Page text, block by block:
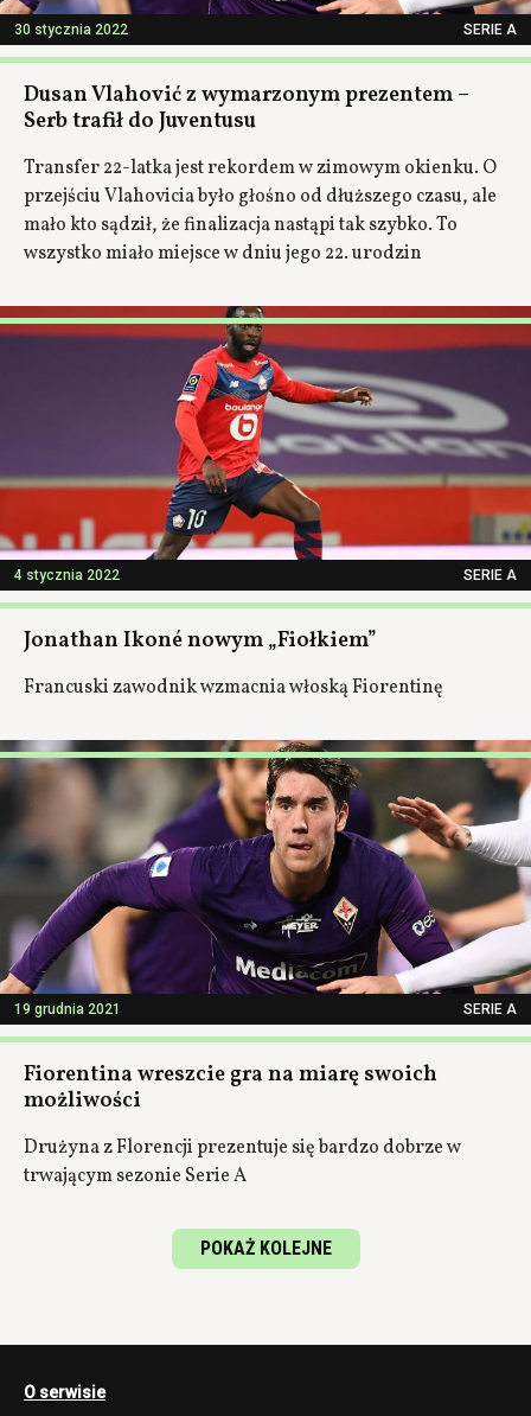
30 stycznia 2022 SERIE A
Dusan Vlahović z wymarzonym prezentem –
Serb trafił do Juventusu
Transfer 22-latka jest rekordem w zimowym okienku. O
przejściu Vlahovicia było głośno od dłuższego czasu, ale
mało kto sądził, że finalizacja nastąpi tak szybko. To
wszystko miało miejsce w dniu jego 22. urodzin
4 stycznia 2022 SERIE A
Jonathan Ikoné nowym „Fiołkiem”
Francuski zawodnik wzmacnia włoską Fiorentinę
19 grudnia 2021 SERIE A
Fiorentina wreszcie gra na miarę swoich
możliwości
Drużyna z Florencji prezentuje się bardzo dobrze w
trwającym sezonie Serie A
POKAŻ KOLEJNE
O serwisie